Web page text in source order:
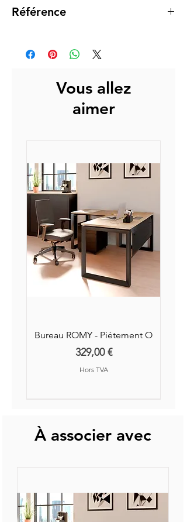
Référence
Vous allez
aimer
Bureau ROMY - Piétement O
Prix
329,00 €
Hors TVA
À associer avec